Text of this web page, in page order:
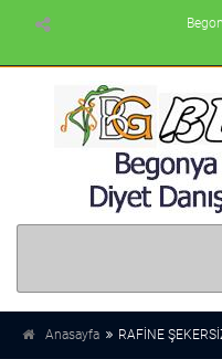
Anasayfa RAFİNE